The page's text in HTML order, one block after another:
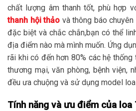
chất lượng âm thanh tốt, phù hợp
thanh hội thảo và thông báo
đặc biệt và chắc chắn,bạn có thể
địa điểm nào mà mình muốn. Ứng
rãi khi có đến hơn 80% các hệ
thương mại, văn phòng, bệnh viện,
đều ưa chuộng và sử dụng model
Tính năng và ưu điểm của loa